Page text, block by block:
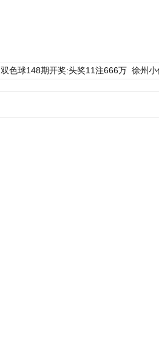
双色球148期开奖:头奖11注666万 徐州